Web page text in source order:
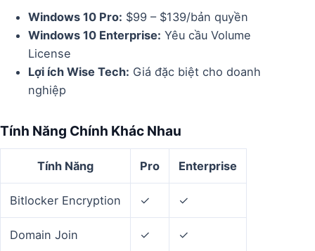
Windows 10 Pro: $99 – $139/bản quyền
Windows 10 Enterprise: Yêu cầu Volume
License
Lợi ích Wise Tech: Giá đặc biệt cho doanh
nghiệp
Tính Năng Chính Khác Nhau
Tính Năng Pro Enterprise
Bitlocker Encryption ✓ ✓
Domain Join ✓ ✓